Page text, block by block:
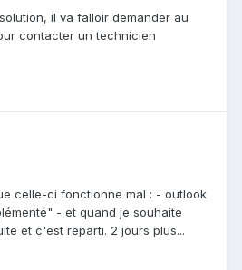
il va falloir demander au
contacter un technicien
celle-ci fonctionne mal : - outlook
- et quand je souhaite
et c'est reparti. 2 jours plus...